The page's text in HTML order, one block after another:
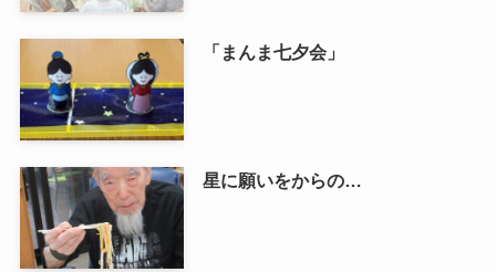
「まんま七夕会」
星に願いをからの…